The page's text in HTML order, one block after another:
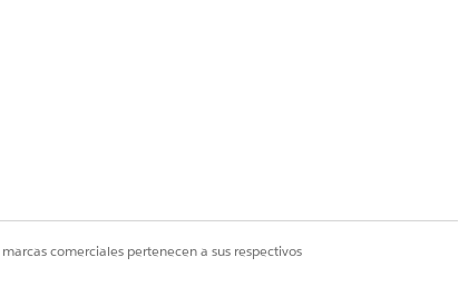
comerciales pertenecen a sus respectivos